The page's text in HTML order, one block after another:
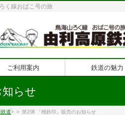
く線おばこ号の旅
ご利用案内 鉄道の魅力
知らせ
道> > 第2弾 「桃鉄印」販売のお知らせ